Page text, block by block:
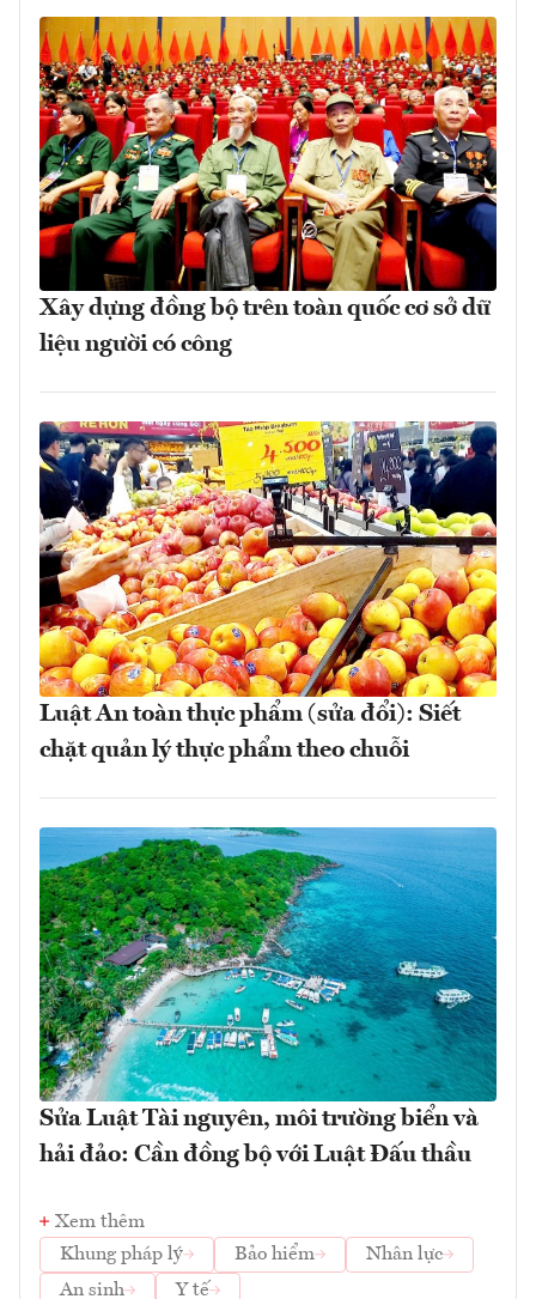
Xây dựng đồng bộ trên toàn quốc cơ sở dữ
liệu người có công
Luật An toàn thực phẩm (sửa đổi): Siết
chặt quản lý thực phẩm theo chuỗi
Sửa Luật Tài nguyên, môi trường biển và
hải đảo: Cần đồng bộ với Luật Đấu thầu
Xem thêm
Khung pháp lý
Bảo hiểm
Nhân lực
An sinh
Y tế